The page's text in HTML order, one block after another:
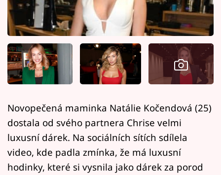
Filmový festival Karlovy Vary
Pořady
Mámy sobě
Sledujte nás
Novopečená maminka Natálie Kočendová (25)
dostala od svého partnera Chrise velmi
luxusní dárek. Na sociálních sítích sdílela
video, kde padla zmínka, že má luxusní
hodinky, které si vysnila jako dárek za porod